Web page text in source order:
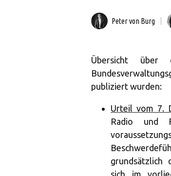
Peter von Burg
Übersicht über
publiziert wurden:
Urteil vom 7.
Radio und
grundsätzlich
sich im